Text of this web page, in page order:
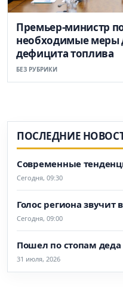
Премьер-министр
необходимые меры
дефицита топлива
БЕЗ РУБРИКИ
ПОСЛЕДНИЕ
Современные
Сегодня, 09:30
Голос региона звучит
Сегодня, 09:00
Пошел по стопам деда
31 июля, 2026